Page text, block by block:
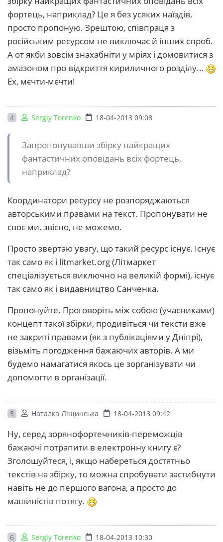
фортець, наприклад? Це я без усяких наїздів,
просто пропоную. Зрештою, співпраця з
російським ресурсом не виключає й інших спроб.
А от якби зовсім знахабніти у мріях і домовитися з
амазоном про відкриття кириличного розділу...
Ех, мєчти-мєчти!
4 Sergiy Torenko 18-04-2013 09:08
Запропонувавши збірку найкращих
фантастичних оповідань всіх фортець,
наприклад?
Координатори ресурсу не розпоряджаються
авторськими правами на текст. Пропонувати не
своє ми, звісно, не можемо.
Просто звертаю увагу, що такий ресурс існує. Існує
так само як і litmarket.org (Літмаркет
спеціалізується виключно на великій формі), існує
так само як і видавництво Санченка.
Пропонуйте. Проговоріть між собою (учасниками)
концепт такої збірки, продивіться чи тексти вже
не закриті правами (як з публікаціями у Дніпрі),
візьміть погодження бажаючих авторів. А ми
будемо намагатися якось це зорганізувати чи
допомогти в організації.
5 Наталка Ліщинська 18-04-2013 09:42
Ну, серед зорянофортечників-переможців
бажаючі потрапити в електронну книгу є?
Зголошуйтеся, і, якщо набереться достятньо
текстів на збірку, то можна спробувати застибнути
навіть не до першого вагона, а просто до
машиністів потягу.
6 Sergiy Torenko 18-04-2013 10:30